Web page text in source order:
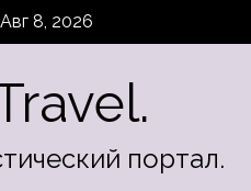
8, 2026
портал.